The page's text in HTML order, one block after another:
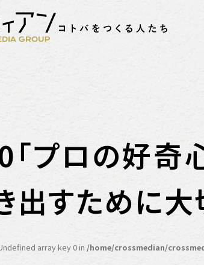
プロの好奇
出すために大
array key 0 in /home/crossmedian/